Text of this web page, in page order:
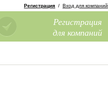
Регистрация / Вход для компаний
Регистрация
для компаний